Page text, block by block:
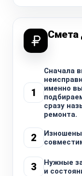
Смета
1
Сначала
именно
сразу
ремонта.
2
3
Нужные
и